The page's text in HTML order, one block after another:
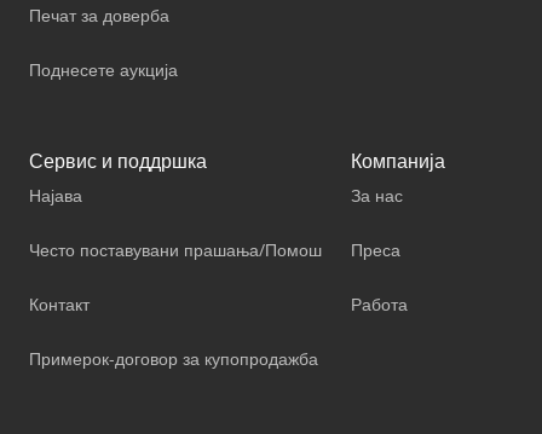
Печат за доверба
Поднесете аукција
Сервис и поддршка
Најава
Често поставувани прашања/Помош
Контакт
Примерок-договор за купопродажба
Компанија
За нас
Преса
Работа